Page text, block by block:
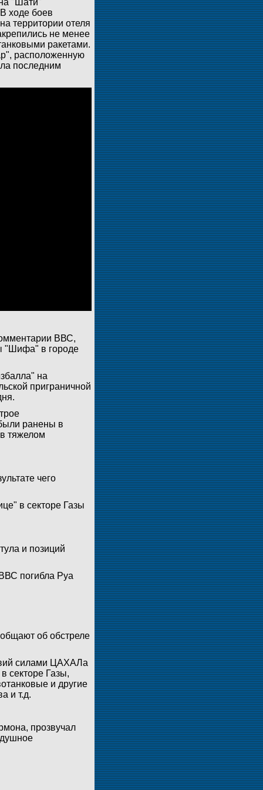
"Шати"
ходе боев
территории отеля
не менее
ракетами.
расположенную
последним
ВВС,
"Шифа" в городе
на
приграничной
ранены в
тяжелом
чего
в секторе Газы
и позиций
погибла Руа
об обстреле
силами ЦАХАЛа
секторе Газы,
и другие
и т.д.
прозвучал